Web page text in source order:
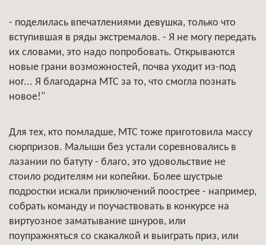
- поделилась впечатлениями девушка, только что
вступившая в ряды экстремалов. - Я не могу передать
их словами, это надо попробовать. Открываются
новые грани возможностей, почва уходит из-под
ног... Я благодарна МТС за то, что смогла познать
новое!"
Для тех, кто помладше, МТС тоже приготовила массу
сюрпризов. Малыши без устали соревновались в
лазании по батуту - благо, это удовольствие не
стоило родителям ни копейки. Более шустрые
подростки искали приключений поострее - например,
собрать команду и поучаствовать в конкурсе на
виртуозное заматывание шнуров, или
поупражняться со скакалкой и выиграть приз, или